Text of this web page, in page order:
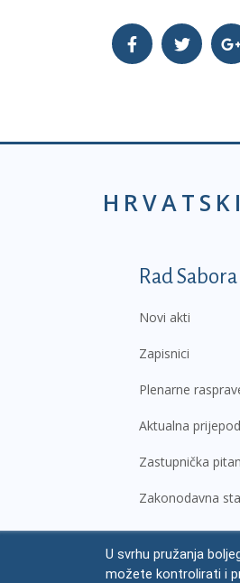
Rad Sabora
Novi akti
Zapisnici
Plenarne
Aktualna
Zastupnička
Zakonodavna
© Hrvatski sabor,
U svrhu pružanja
možete kontrolirati i